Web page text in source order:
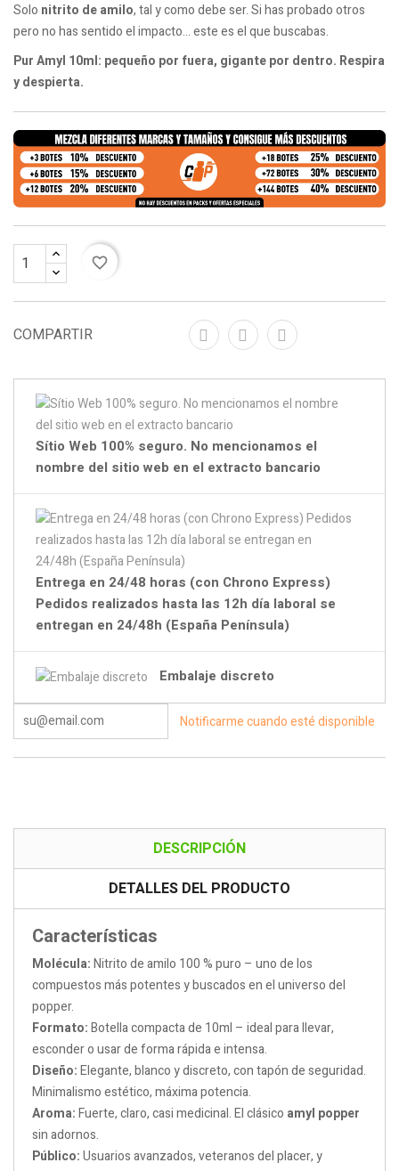
Solo nitrito de amilo, tal y como debe ser. Si has probado otros
pero no has sentido el impacto... este es el que buscabas.
Pur Amyl 10ml: pequeño por fuera, gigante por dentro. Respira
y despierta.
favorite_border
COMPARTIR
Sítio Web 100% seguro. No mencionamos el
nombre del sitio web en el extracto bancario
Entrega en 24/48 horas (con Chrono Express)
Pedidos realizados hasta las 12h día laboral se
entregan en 24/48h (España Península)
Embalaje discreto
Notificarme cuando esté disponible
DESCRIPCIÓN
DETALLES DEL PRODUCTO
Características
Molécula:Nitrito de amilo 100 % puro – uno de los
compuestos más potentes y buscados en el universo del
popper.
Formato:Botella compacta de 10ml – ideal para llevar,
esconder o usar de forma rápida e intensa.
Diseño:Elegante, blanco y discreto, con tapón de seguridad.
Minimalismo estético, máxima potencia.
Aroma:Fuerte, claro, casi medicinal. El clásico amyl popper
sin adornos.
Público:Usuarios avanzados, veteranos del placer, y